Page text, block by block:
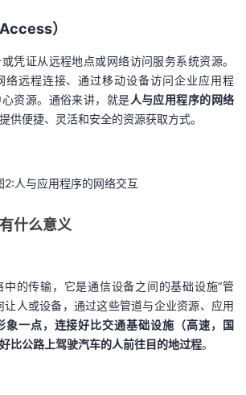
）
凭证从远程地点或网络访问服务系统资源。
络远程连接、通过移动设备访问企业应用程
资源。通俗来讲，就是人与应用程序的网络
供便捷、灵活和安全的资源获取方式。
2:人与应用程序的网络交互
什么意义
的传输，它是通信设备之间的基础设施“管
让人或设备，通过这些管道与企业资源、应用
象一点，连接好比交通基础设施（高速，国
比公路上驾驶汽车的人前往目的地过程。